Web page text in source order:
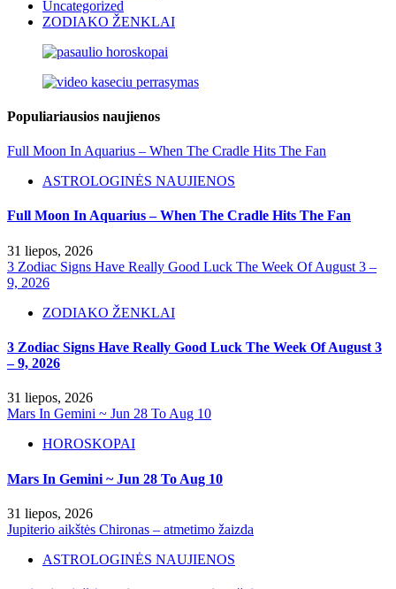
Uncategorized
ZODIAKO ŽENKLAI
Populiariausios naujienos
Full Moon In Aquarius – When The Cradle Hits The Fan
ASTROLOGINĖS NAUJIENOS
Full Moon In Aquarius – When The Cradle Hits The Fan
31 liepos, 2026
3 Zodiac Signs Have Really Good Luck The Week Of August 3 –
9, 2026
ZODIAKO ŽENKLAI
3 Zodiac Signs Have Really Good Luck The Week Of August 3
– 9, 2026
31 liepos, 2026
Mars In Gemini ~ Jun 28 To Aug 10
HOROSKOPAI
Mars In Gemini ~ Jun 28 To Aug 10
31 liepos, 2026
Jupiterio aikštės Chironas – atmetimo žaizda
ASTROLOGINĖS NAUJIENOS